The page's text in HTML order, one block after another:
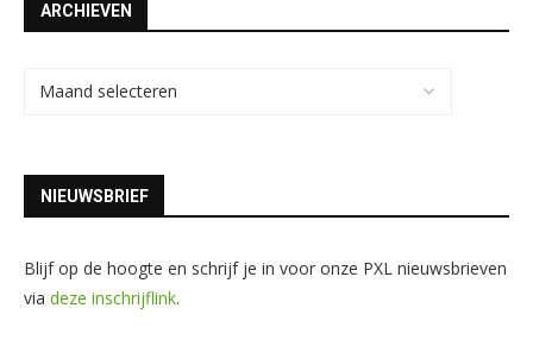
ARCHIEVEN
NIEUWSBRIEF
Blijf op de hoogte en schrijf je in voor onze PXL nieuwsbrieven
via deze inschrijflink.